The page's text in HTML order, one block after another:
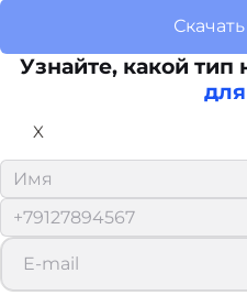
Узнайте, какой тип
X